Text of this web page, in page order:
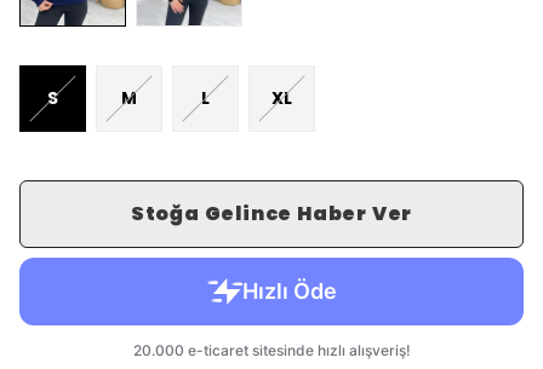
S M L XL
Stoğa Gelince Haber Ver